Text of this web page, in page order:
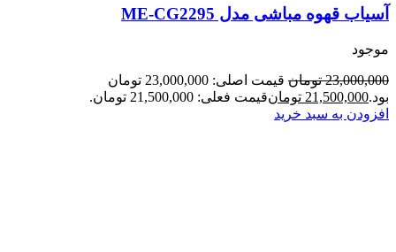
آسیاب قهوه مباشی مدل ME-CG2295
موجود
23,000,000 تومان
قیمت اصلی: 23,000,000 تومان
بود.21,500,000 تومانقیمت فعلی: 21,500,000 تومان.
افزودن به سبد خرید